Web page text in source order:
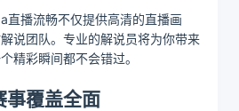
直播流畅不仅提供高清的直播画
说团队。专业的解说员将为你带来
精彩瞬间都不会错过。
事覆盖全面